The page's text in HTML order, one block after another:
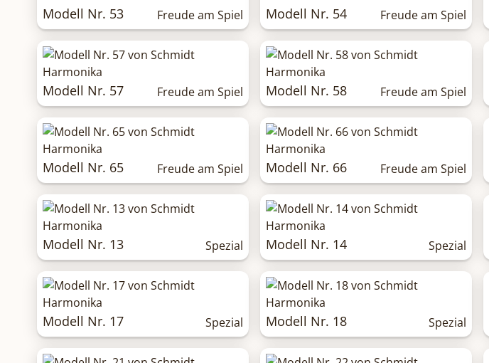
Modell Nr. 53 Freude am Spiel Modell Nr. 54 Freude am Spiel
Modell Nr. 57 Freude am Spiel Modell Nr. 58 Freude am Spiel
Modell Nr. 65 Freude am Spiel Modell Nr. 66 Freude am Spiel
Modell Nr. 13 Spezial Modell Nr. 14 Spezial
Modell Nr. 17 Spezial Modell Nr. 18 Spezial